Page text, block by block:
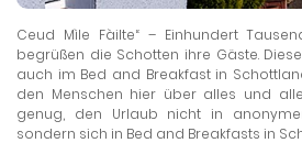
Ceud Mìle Fàilte“ – Einhundert
begrüßen die Schotten ihre Gäste.
auch im Bed and Breakfast in
den Menschen hier über alles und
genug, den Urlaub nicht in
sondern sich in Bed and Breakfasts in